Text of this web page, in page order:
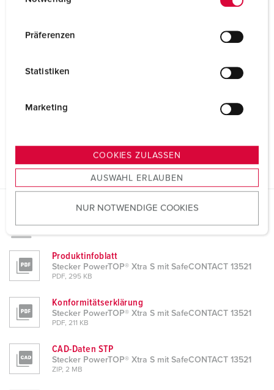
s
u
w
a
h
Präferenzen
Statistiken
Marketing
COOKIES ZULASSEN
AUSWAHL ERLAUBEN
NUR NOTWENDIGE COOKIES
Produktinfoblatt
Stecker PowerTOP® Xtra S mit SafeCONTACT 13521
PDF, 295 KB
Konformitätserklärung
Stecker PowerTOP® Xtra S mit SafeCONTACT 13521
PDF, 211 KB
CAD-Daten STP
Stecker PowerTOP® Xtra S mit SafeCONTACT 13521
ZIP, 2 MB